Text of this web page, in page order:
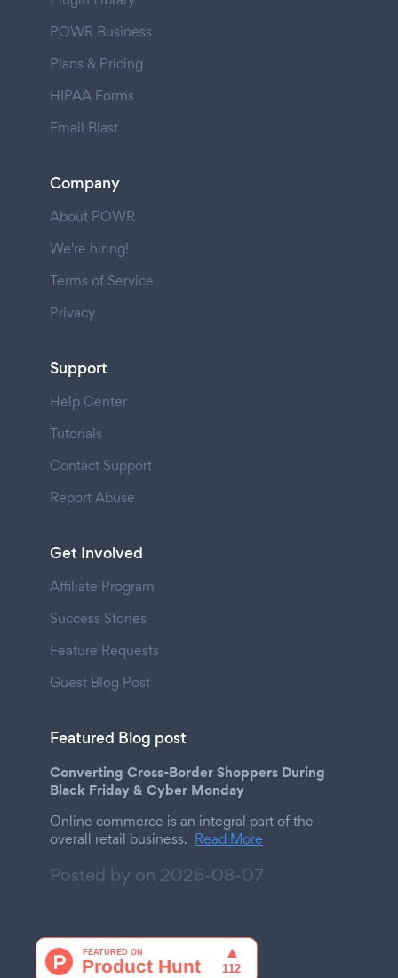
POWR Business
Plans & Pricing
HIPAA Forms
Email Blast
Company
About POWR
We're hiring!
Terms of Service
Privacy
Support
Help Center
Tutorials
Contact Support
Report Abuse
Get Involved
Affiliate Program
Success Stories
Feature Requests
Guest Blog Post
Featured Blog post
Converting Cross-Border Shoppers During
Black Friday & Cyber Monday
Online commerce is an integral part of the
overall retail business. Read More
Posted by on 2026-08-07